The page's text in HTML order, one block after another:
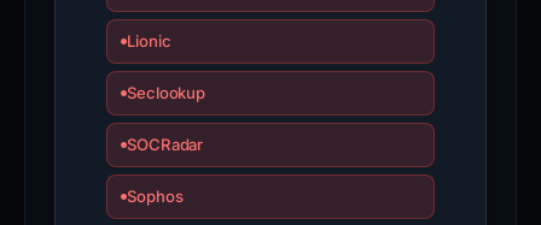
Lionic
Seclookup
SOCRadar
Sophos